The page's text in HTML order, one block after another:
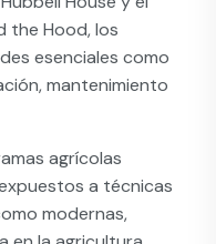
the Hood, los
esenciales como
mantenimiento
agrícolas
a técnicas
modernas,